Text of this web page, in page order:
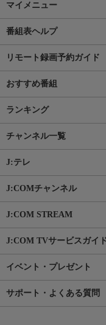
マイメニュー
番組表ヘルプ
リモート録画予約ガイド
おすすめ番組
ランキング
チャンネル一覧
J:テレ
J:COMチャンネル
J:COM STREAM
J:COM TVサービスガイ
イベント・プレゼント
サポート・よくある質問